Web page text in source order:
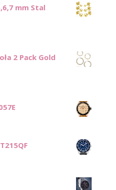
mm Stal
2 Pack Gold